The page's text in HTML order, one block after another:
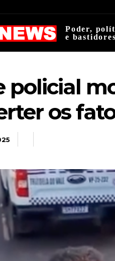
Poder,
e bastidores
policial
os